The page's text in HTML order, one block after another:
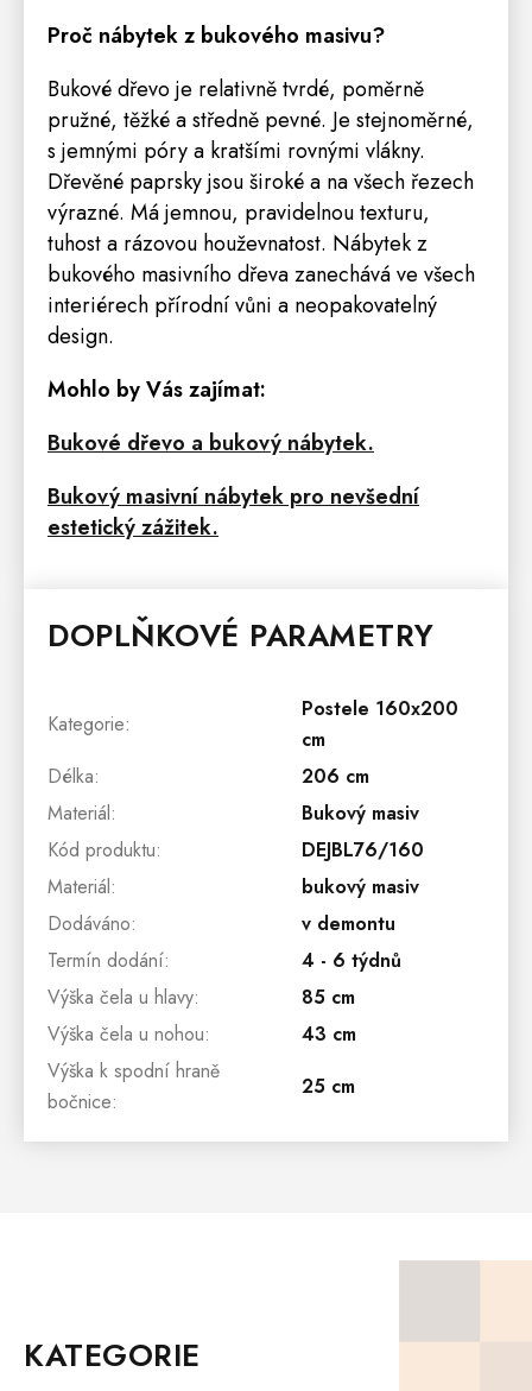
Proč nábytek z bukového masivu?
Bukové dřevo je relativně tvrdé, poměrně
pružné, těžké a středně pevné. Je stejnoměrné,
s jemnými póry a kratšími rovnými vlákny.
Dřevěné paprsky jsou široké a na všech řezech
výrazné. Má jemnou, pravidelnou texturu,
tuhost a rázovou houževnatost. Nábytek z
bukového masivního dřeva zanechává ve všech
interiérech přírodní vůni a neopakovatelný
design.
Mohlo by Vás zajímat:
Bukové dřevo a bukový nábytek.
Bukový masivní nábytek pro nevšední
estetický zážitek.
DOPLŇKOVÉ PARAMETRY
Kategorie:
Postele 160x200
cm
Délka:
206 cm
Materiál:
Bukový masiv
Kód produktu:
DEJBL76/160
Materiál:
bukový masiv
Dodáváno:
v demontu
Termín dodání:
4 - 6 týdnů
Výška čela u hlavy:
85 cm
Výška čela u nohou:
43 cm
Výška k spodní hraně
bočnice:
25 cm
KATEGORIE